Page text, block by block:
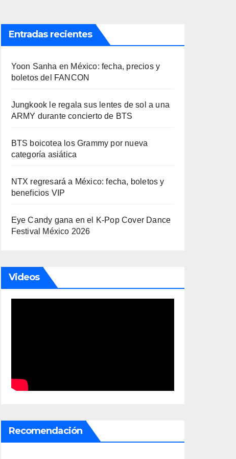
Entradas recientes
Yoon Sanha en México: fecha, precios y
boletos del FANCON
Jungkook le regala sus lentes de sol a una
ARMY durante concierto de BTS
BTS boicotea los Grammy por nueva
categoría asiática
NTX regresará a México: fecha, boletos y
beneficios VIP
Eye Candy gana en el K-Pop Cover Dance
Festival México 2026
Videos
Recomendación